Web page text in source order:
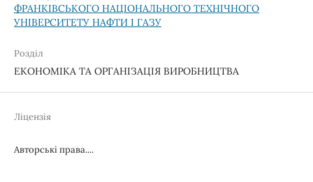
ФРАНКІВСЬКОГО НАЦІОНАЛЬНОГО ТЕХНІЧНОГО
УНІВЕРСИТЕТУ НАФТИ І ГАЗУ
Розділ
ЕКОНОМІКА ТА ОРГАНІЗАЦІЯ ВИРОБНИЦТВА
Ліцензія
Авторські права....